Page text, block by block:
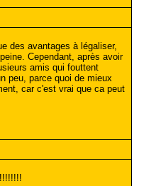
des avantages à légaliser,
Cependant, après avoir
amis qui fouttent
peu, parce quoi de mieux
car c'est vrai que ca peut